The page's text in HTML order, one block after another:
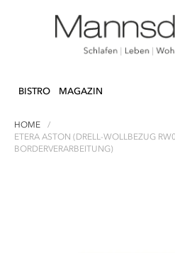
zum
BISTRO MAGAZIN
HOME
ETERA ASTON (DRELL-WOLLBEZUG
BORDERVERARBEITUNG)